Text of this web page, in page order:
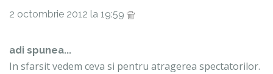
2 octombrie 2012 la 19:59
adi spunea...
In sfarsit vedem ceva si pentru atragerea spectatorilor.